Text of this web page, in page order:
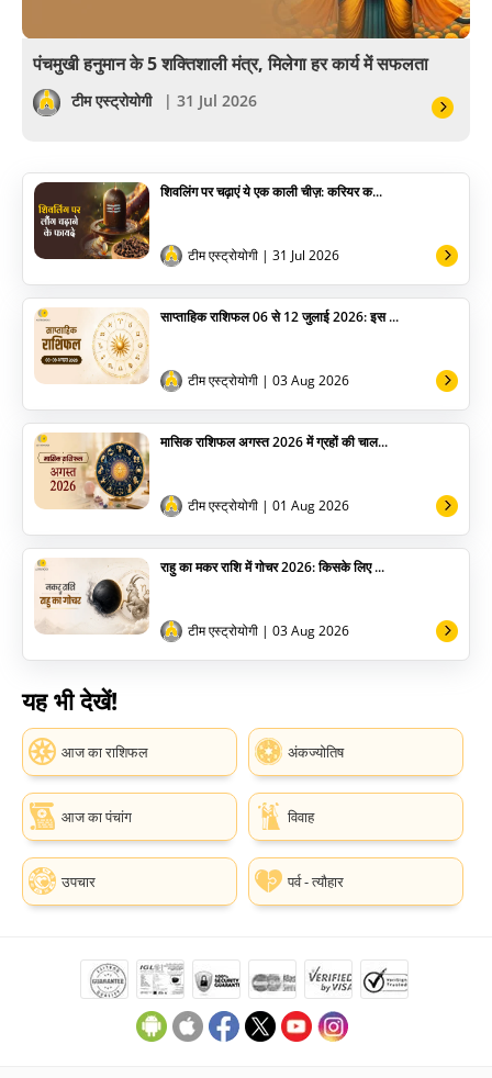
सेलिब्रिटी
योग
अन्य
पंचमुखी हनुमान के 5 शक्तिशाली मंत्र, मिलेगा हर कार्य में सफलता
टीम एस्ट्रोयोगी | 31 Jul 2026
शिवलिंग पर चढ़ाएं ये एक काली चीज़: करियर क...
टीम एस्ट्रोयोगी | 31 Jul 2026
साप्ताहिक राशिफल 06 से 12 जुलाई 2026: इस ...
टीम एस्ट्रोयोगी | 03 Aug 2026
मासिक राशिफल अगस्त 2026 में ग्रहों की चाल...
टीम एस्ट्रोयोगी | 01 Aug 2026
राहु का मकर राशि में गोचर 2026: किसके लिए ...
टीम एस्ट्रोयोगी | 03 Aug 2026
यह भी देखें!
आज का राशिफल अंकज्योतिष
आज का पंचांग विवाह
उपचार पर्व - त्यौहार